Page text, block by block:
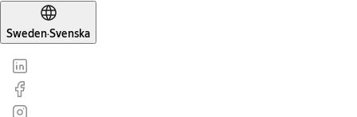
Sweden·Svenska